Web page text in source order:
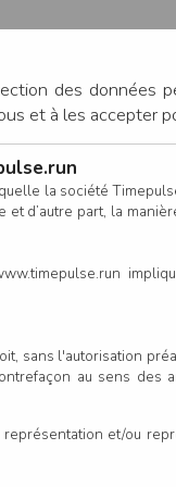
CONNEXION
des données
et à les accepter
la société
d’autre part, la
sans l'autorisation
au sens
et/ou